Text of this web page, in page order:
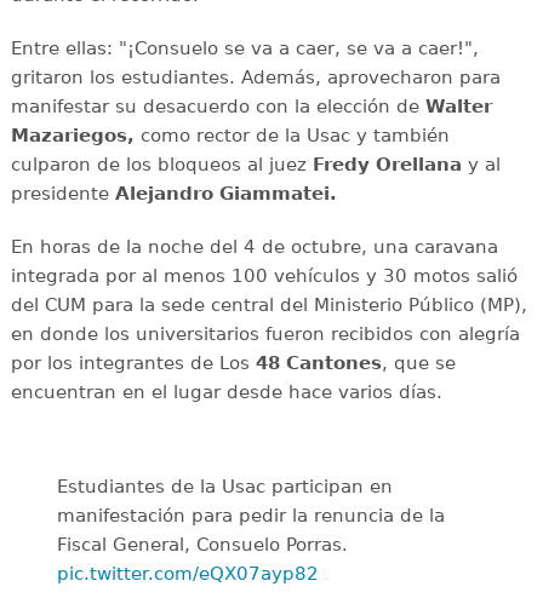
Entre ellas: "¡Consuelo se va a caer, se va a caer!",
gritaron los estudiantes. Además, aprovecharon para
manifestar su desacuerdo con la elección deWalter
Mazariegos, como rector de la Usac y también
culparon de los bloqueos al juez Fredy Orellana y al
presidente Alejandro Giammatei.
En horas de la noche del 4 de octubre, una caravana
integrada por al menos 100 vehículos y 30 motos salió
del CUM para la sede central del Ministerio Público (MP),
en donde los universitarios fueron recibidos con alegría
por los integrantes de Los 48 Cantones, que se
encuentran en el lugar desde hace varios días.
Estudiantes de la Usac participan en
manifestación para pedir la renuncia de la
Fiscal General, Consuelo Porras.
pic.twitter.com/eQX07ayp82